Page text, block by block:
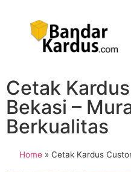
Cetak
Bekasi –
Berkualitas
Home » Cetak Kardus